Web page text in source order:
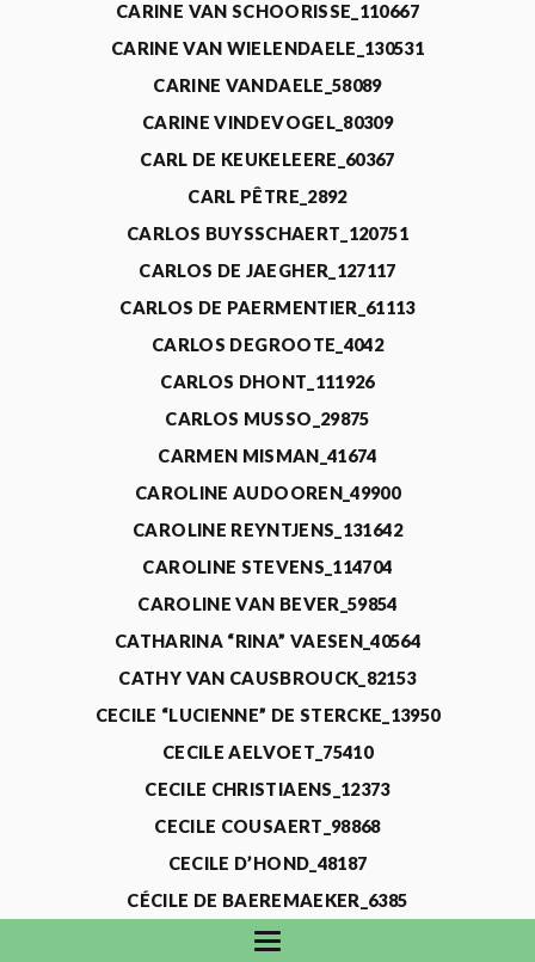
CARINE VAN SCHOORISSE_110667
CARINE VAN WIELENDAELE_130531
CARINE VANDAELE_58089
CARINE VINDEVOGEL_80309
CARL DE KEUKELEERE_60367
CARL PÊTRE_2892
CARLOS BUYSSCHAERT_120751
CARLOS DE JAEGHER_127117
CARLOS DE PAERMENTIER_61113
CARLOS DEGROOTE_4042
CARLOS DHONT_111926
CARLOS MUSSO_29875
CARMEN MISMAN_41674
CAROLINE AUDOOREN_49900
CAROLINE REYNTJENS_131642
CAROLINE STEVENS_114704
CAROLINE VAN BEVER_59854
CATHARINA “RINA” VAESEN_40564
CATHY VAN CAUSBROUCK_82153
CECILE “LUCIENNE” DE STERCKE_13950
CECILE AELVOET_75410
CECILE CHRISTIAENS_12373
CECILE COUSAERT_98868
CECILE D’HOND_48187
CÉCILE DE BAEREMAEKER_6385
CECILE DE WAELE_4731